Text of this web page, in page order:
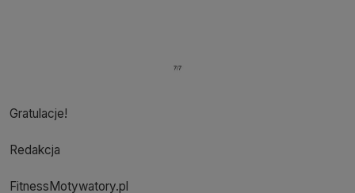
Gratulacje!
Redakcja
FitnessMotywatory.pl